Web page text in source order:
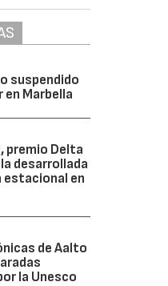
suspendido
en Marbella
premio Delta
desarrollada
estacional en
de Aalto
la Unesco